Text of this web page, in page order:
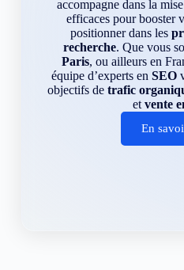
accompagne dans la
efficaces pour booster
positionner dans les
recherche. Que vous
Paris, ou ailleurs en
équipe d’experts en SEO
objectifs detrafic
etvente
En